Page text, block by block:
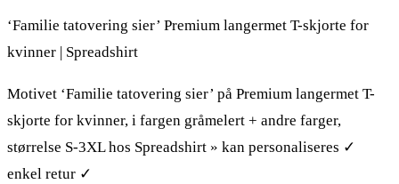
‘Familie tatovering sier’ Premium langermet T-skjorte for
kvinner | Spreadshirt
Motivet ‘Familie tatovering sier’ på Premium langermet T-
skjorte for kvinner, i fargen gråmelert + andre farger,
størrelse S-3XL hos Spreadshirt » kan personaliseres ✓
enkel retur ✓